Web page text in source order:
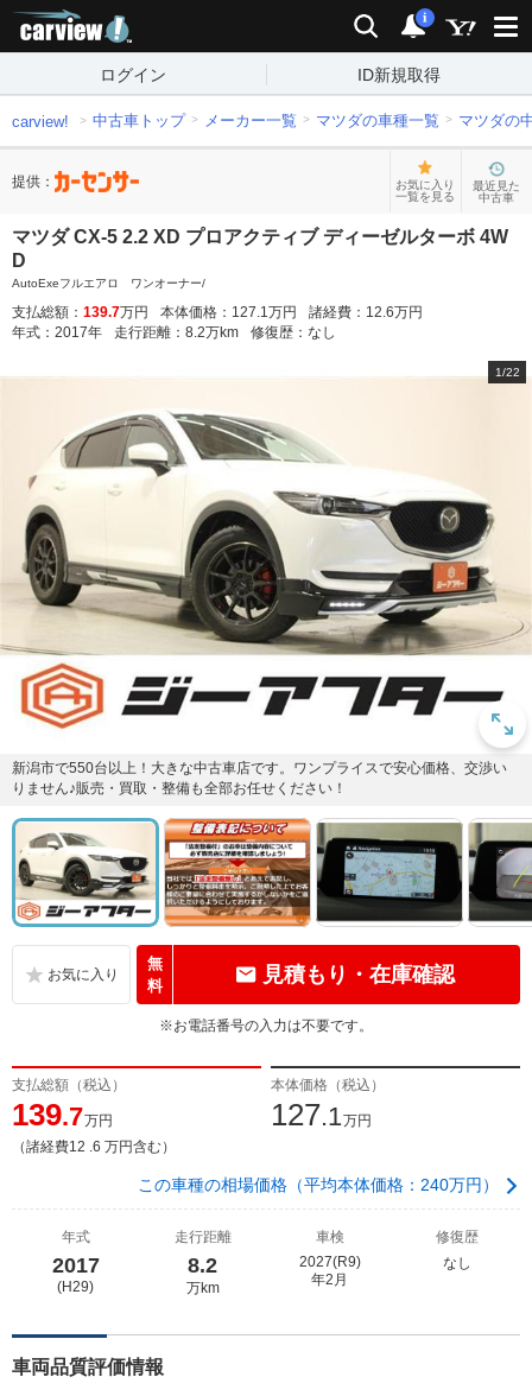
検索 通知
i
ログイン ID新規取得
carview! 中古車トップ メーカー一覧 マツダの車種一覧 マツダの
提供：
お気に入り
一覧を見る
最近見た
中古車
マツダ CX-5 2.2 XD プロアクティブ ディーゼルターボ 4W
D
AutoExeフルエアロ ワンオーナー/
支払総額： 139.7万円 本体価格： 127.1万円 諸経費： 12.6万円
年式： 2017年 走行距離： 8.2万km 修復歴： なし
1/22
新潟市で550台以上！大きな中古車店です。ワンプライスで安心価格、交渉い
りません♪販売・買取・整備も全部お任せください！
無
料
見積もり・在庫確認
※お電話番号の入力は不要です。
支払総額（税込）
139.7万円
（諸経費12 .6 万円含む）
本体価格（税込）
127.1万円
この車種の相場価格（平均本体価格：240万円）
年式
2017
(H29)
走行距離
8.2
万km
車検
2027(R9)
年2月
修復歴
なし
車両品質評価情報